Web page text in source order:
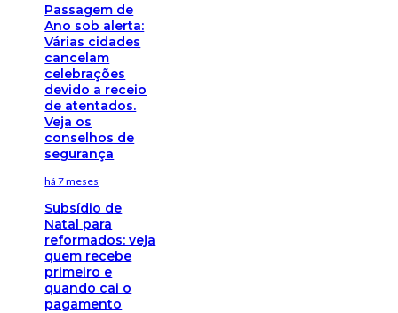
Passagem de
Ano sob alerta:
Várias cidades
cancelam
celebrações
devido a receio
de atentados.
Veja os
conselhos de
segurança
há 7 meses
Subsídio de
Natal para
reformados: veja
quem recebe
primeiro e
quando cai o
pagamento